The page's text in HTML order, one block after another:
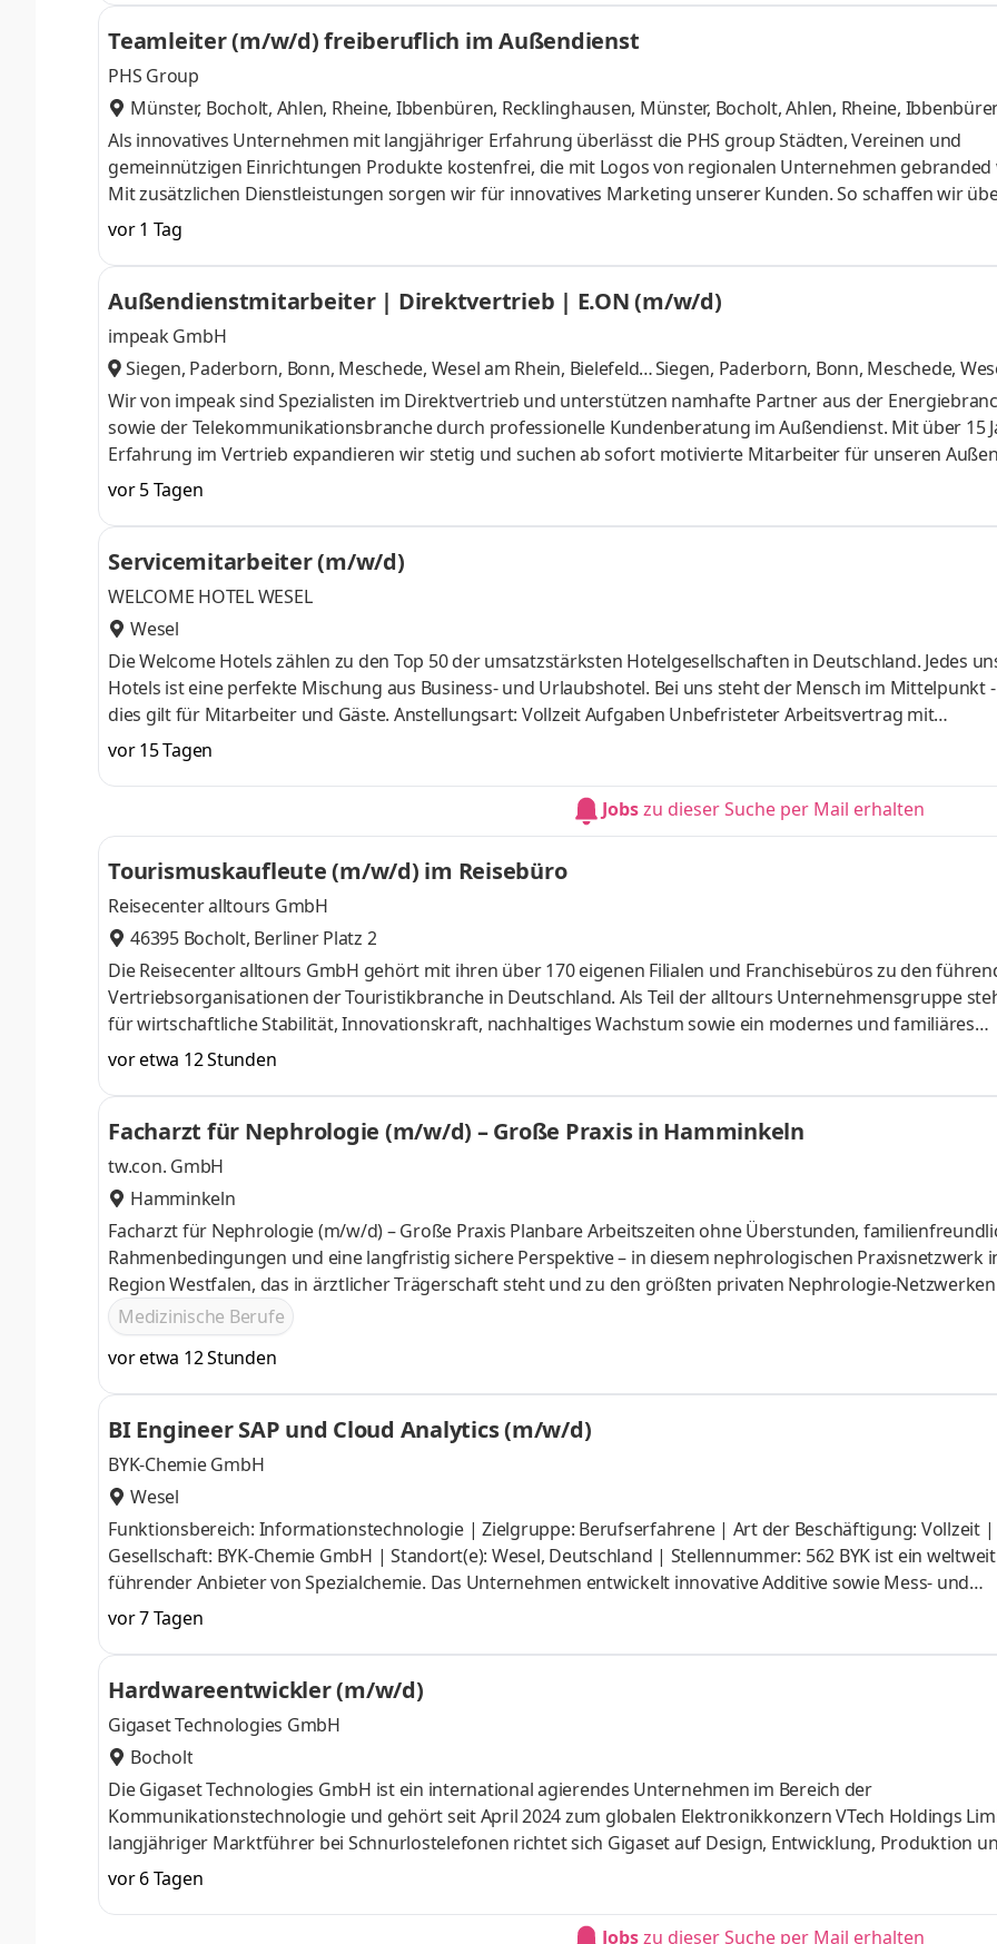
weiteren industriellen Anwendungen zum Einsatz. BYK ist Teil der ALTANA Gruppe und beschäftigt weltweit
2.500 Mitarbeitende. Stabilität, die Fortschritt
Teamleiter (m/w/d) freiberuflich im Außendienst
PHS Group
Münster, Bocholt, Ahlen, Rheine, Ibbenbüren, Recklinghausen, Münster, Bocholt, Ahlen, Rheine,
Als innovatives Unternehmen mit langjähriger Erfahrung überlässt die PHS group Städten, Vereinen und
gemeinnützigen Einrichtungen Produkte kostenfrei, die mit Logos von regionalen Unternehmen gebranded
Mit zusätzlichen Dienstleistungen sorgen wir für innovatives Marketing unserer Kunden. So schaffen wir
nachhaltige Netzwerke. Bewerben Sie sich bei uns als TEAMLEITER (m/w/d) freiberuflich im Außendienst
(selbstständige Tätigkeit nach § 84 HGB) Wir suchen aus den Regionen Münster, Recklingshausen, Bocholt,
Rheine und Ibbenbüren. Aufgaben Neukunden werben & erhalten Realisierung der Umsatz- & Vertriebsziele
Betreuung des vorhandenen Sales Teams und dessen weiteren Ausbau
vor 1 Tag
Außendienstmitarbeiter | Direktvertrieb | E.ON (m/w/d)
impeak GmbH
Siegen, Paderborn, Bonn, Meschede, Wesel am Rhein, Bielefeld,
Unna, Oberhausen,
Siegen, Paderborn, Bonn, Meschede,
rhausenund 6 weitere
Wir von impeak sind Spezialisten im Direktvertrieb und unterstützen namhafte Partner aus der
sowie der Telekommunikationsbranche durch professionelle Kundenberatung im Außendienst. Mit über 15
Erfahrung im Vertrieb expandieren wir stetig und suchen ab sofort motivierte Mitarbeiter für unseren
auch Quereinsteiger sind bei uns herzlich willkommen! Auf den Vergleichsportalen tobt der Preiskampf um
Spitzenpositionen für Internet-, Strom- und Gasprodukte. Viele Kunden haben mittlerweile den Überblick im
Dschungel der Tarife und Optionen verloren. Seit über 15 Jahren schafft die impeak GmbH durch einen
beiderseitigen Informationsaustausch und profe
vor 5 Tagen
Servicemitarbeiter (m/w/d)
WELCOME HOTEL WESEL
Wesel
Die Welcome Hotels zählen zu den Top 50 der umsatzstärksten Hotelgesellschaften in Deutschland. Jedes
Hotels ist eine perfekte Mischung aus Business- und Urlaubshotel. Bei uns steht der Mensch im Mittelpunkt
dies gilt für Mitarbeiter und Gäste. Anstellungsart: Vollzeit Aufgaben Unbefristeter Arbeitsvertrag mit
leistungsgerechter Bezahlung Urlaubs- und Weihnachtsgeld Offene Unternehmenskultur – flache
Kommunikation auf Augenhöhe Mitarbeiterverpflegung Elektronische Arbeitszeiterfassung via Gastromatic
Teildienste! Einarbeitungsplan, Onboarding & regelmäßige Feedbackgespräche Als Mitarbeitende/r in
vor 15 Tagen
Jobszu dieser Suche per Mail erhalten
Tourismuskaufleute (m/w/d) im Reisebüro
Reisecenter alltours GmbH
46395 Bocholt, Berliner Platz 2
Die Reisecenter alltours GmbH gehört mit ihren über 170 eigenen Filialen und Franchisebüros zu den
Vertriebsorganisationen der Touristikbranche in Deutschland. Als Teil der alltours Unternehmensgruppe
für wirtschaftliche Stabilität, Innovationskraft, nachhaltiges Wachstum sowie ein modernes und familiäres
Arbeitsumfeld. Dabei legen wir besonderen Wert auf Teamgeist, persönliche Entwicklung und die
Aufgaben Ihr Aufgabenbereich Als Tourismuskaufmann (m/w/d) in unserem Reisebüro in Bocholt arbeiten
einem Standort mit einer hohe Kundenfre
vor etwa 12 Stunden
Facharzt für Nephrologie (m/w/d) – Große Praxis in Hamminkeln
tw.con. GmbH
Hamminkeln
Facharzt für Nephrologie (m/w/d) – Große Praxis Planbare Arbeitszeiten ohne Überstunden,
Rahmenbedingungen und eine langfristig sichere Perspektive – in diesem nephrologischen Praxisnetzwerk
Region Westfalen, das in ärztlicher Trägerschaft steht und zu den größten privaten Nephrologie-
Deutschland gehört, erwartet Sie als Facharzt für Nephrologie (m/w/d) ein vielfältiges Tätigkeitsspektrum in
und Praxis.
Medizinische Berufe
vor etwa 12 Stunden
BI Engineer SAP und Cloud Analytics (m/w/d)
BYK-Chemie GmbH
Wesel
Funktionsbereich: Informationstechnologie | Zielgruppe: Berufserfahrene | Art der Beschäftigung: Vollzeit |
Gesellschaft: BYK-Chemie GmbH | Standort(e): Wesel, Deutschland | Stellennummer: 562 BYK ist ein weltweit
führender Anbieter von Spezialchemie. Das Unternehmen entwickelt innovative Additive sowie Mess- und
Prüfinstrumente, die Materialeigenschaften, Produktionsprozesse und Anwendungsqualität gezielt
Lösungen von BYK kommen unter anderem in Lacken, Kunststoffen, Druckfarben, Klebstoffen und weiteren
industriellen Anwendungen zum Einsatz. BYK ist Teil der ALTANA Gruppe und beschäftigt weltweit mehr als
Mitarbeitende. Stabilität, die Fortschritt ermöglicht Bei BYK s
vor 7 Tagen
Hardwareentwickler (m/w/d)
Gigaset Technologies GmbH
Bocholt
Die Gigaset Technologies GmbH ist ein international agierendes Unternehmen im Bereich der
Kommunikationstechnologie und gehört seit April 2024 zum globalen Elektronikkonzern VTech Holdings
langjähriger Marktführer bei Schnurlostelefonen richtet sich Gigaset auf Design, Entwicklung, Produktion
Distribution von Qualitätsprodukten für die ganzheitliche Kommunikation zu Hause sowie im Business
Sie möchten Teil des Gigaset-Teams werden und unseren Bereich Hardware mitgestalten? Für unseren
Bocholt suchen wir zum nächstmöglichen Zeitpunkt einen Entwicklungsingenieur Hardware (m/w/d), der
vor 6 Tagen
Jobszu dieser Suche per Mail erhalten